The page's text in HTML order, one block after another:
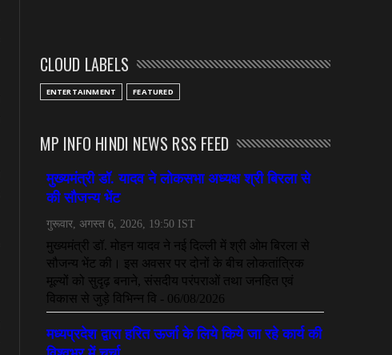
CLOUD LABELS
ENTERTAINMENT FEATURED
MP INFO HINDI NEWS RSS FEED